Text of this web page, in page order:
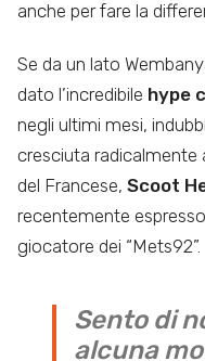
anche per fare la
Se da un lato
dato l’incredibile hype
negli ultimi mesi,
cresciuta radicalmente
del Francese, Scoot
recentemente
giocatore dei “Mets92”.
Sento di
alcuna